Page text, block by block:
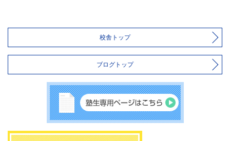
校舎トップ
ブログトップ